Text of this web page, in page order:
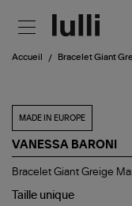
Accueil Bracelet Giant
MADE IN EUROPE
VANESSA BARONI
Bracelet
Greige
Bracelet Giant Greige
Taille unique